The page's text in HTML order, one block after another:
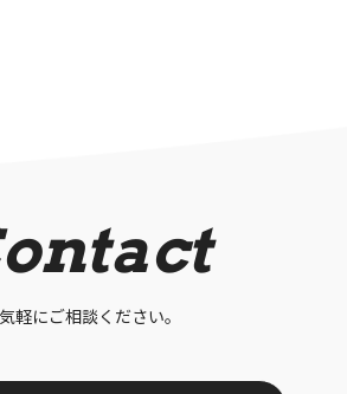
軽にご相談ください。